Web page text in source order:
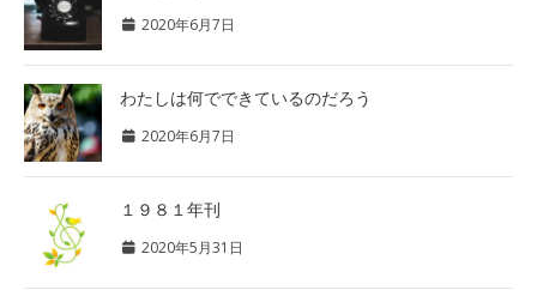
2020年6月7日
わたしは何でできているのだろう
2020年6月7日
１９８１年刊
2020年5月31日